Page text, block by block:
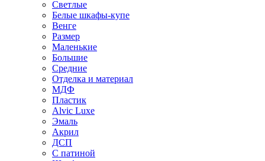
Светлые
Белые шкафы-купе
Венге
Размер
Маленькие
Большие
Средние
Отделка и материал
МДФ
Пластик
Alvic Luxe
Эмаль
Акрил
ДСП
С патиной